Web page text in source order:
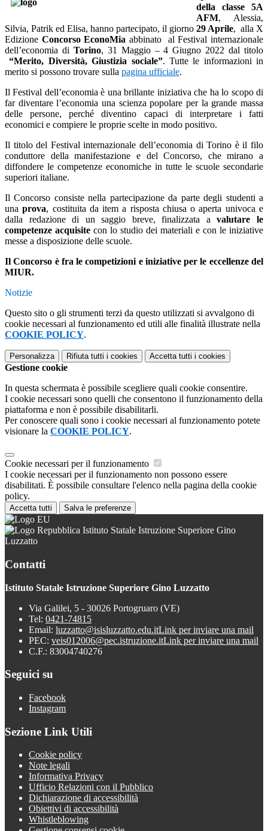
della classe 5A
AFM, Alessia,
Silvia, Patrik ed Elisa, hanno partecipato, il giorno 29 Aprile, alla X
Edizione Concorso EconoMia abbinato al Festival internazionale
dell’economia di Torino, 31 Maggio – 4 Giugno 2022 dal titolo
“Merito, Diversità, Giustizia sociale”. Tutte le informazioni in
merito si possono trovare sulla pagina ufficiale.
Il Festival dell’economia è una brillante iniziativa che ha lo scopo di
far diventare l’economia una scienza popolare per la grande massa
delle persone, perché diventino capaci di interpretare i fatti
economici e compiere le proprie scelte in modo positivo.
Il titolo del Festival internazionale dell’economia di Torino è il filo
conduttore della manifestazione e del Concorso, che mirano a
diffondere le competenze economiche in tutte le scuole secondarie
superiori italiane.
Il Concorso consiste nella partecipazione da parte degli studenti a
unaprova, costituita da item a risposta chiusa o aperta univoca e
dalla redazione di un saggio breve, finalizzata avalutare le
competenze acquisite con lo studio dei materiali e con le iniziative
messe a disposizione delle scuole.
Il Concorso è fra le competizioni e iniziative per le eccellenze del
MIUR.
Notizie
Questo sito o gli strumenti terzi da questo utilizzati si avvalgono di
cookie necessari al funzionamento ed utili alle finalità illustrate nella
COOKIE POLICY.
Personalizza Rifiuta tutti i cookies Accetta tutti i cookies
Gestione cookie
In questa schermata è possibile scegliere quali cookie consentire.
I cookie necessari sono quelli che consentono il funzionamento della
piattaforma e non è possibile disabilitarli.
Per conoscere quali sono i cookie necessari al funzionamento potete
visionare la COOKIE POLICY.
Cookie necessari per il funzionamento
I cookie necessari per il funzionamento non possono essere
disabilitati. È possibile consultare l'elenco nella pagina della cookie
policy.
Accetta tutti Salva le preferenze
Istituto Statale Istruzione Superiore Gino
Luzzatto
Contatti
Istituto Statale Istruzione Superiore Gino Luzzatto
Via Galilei, 5 - 30026 Portogruaro (VE)
Tel: 0421-74815
Email: luzzatto@isisluzzatto.edu.itLink per inviare una mail
PEC: veis012006@pec.istruzione.itLink per inviare una mail
C.F.: 83004740276
Seguici su
Facebook
Instagram
Sezione Link Utili
Cookie policy
Note legali
Informativa Privacy
Ufficio Relazioni con il Pubblico
Dichiarazione di accessibilità
Obiettivi di accessibilità
Whistleblowing